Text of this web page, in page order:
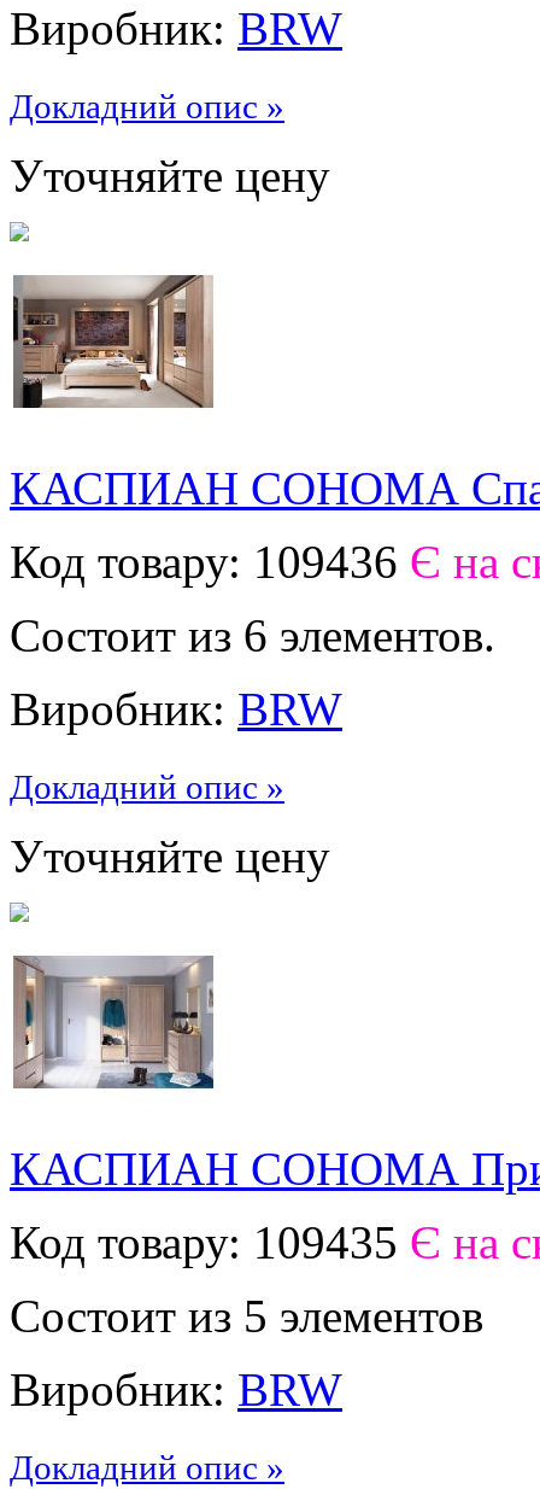
Виробник: BRW
Докладний опис »
Уточняйте цену
КАСПИАН СОНОМА
Код товару: 109436 Є на
Состоит из 6 элементов.
Виробник: BRW
Докладний опис »
Уточняйте цену
КАСПИАН СОНОМА
Код товару: 109435 Є на
Состоит из 5 элементов
Виробник: BRW
Докладний опис »